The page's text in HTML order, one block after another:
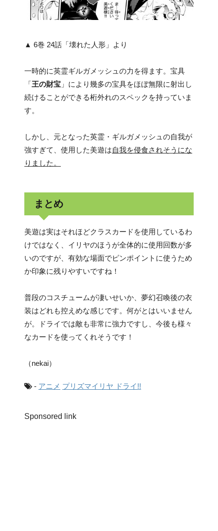
▲ 6巻 24話「壊れた人形」より
一時的に英霊ギルガメッシュの力を得ます。宝具
「王の財宝 」により幾多の宝具をほぼ無限に射出し
続けることができる桁外れのスペックを持っていま
す。
しかし、元となった英霊・ギルガメッシュの自我が
強すぎて、使用した美遊は自我を侵食されそうにな
りました。
まとめ
美遊は実はそれほどクラスカードを使用しているわ
けではなく、イリヤのほうが全体的に使用回数が多
いのですが、有効な場面でピンポイントに使うため
か印象に残りやすいですね！
普段のコスチュームが凄いせいか、夢幻召喚後の衣
装はどれも控えめな感じです。何がとはいいません
が。ドライでは敵も非常に強力ですし、今後も様々
なカードを使ってくれそうです！
（nekai）
- アニメ プリズマイリヤ ドライ!!
Sponsored link